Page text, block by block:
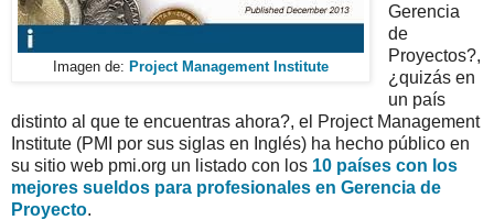
Imagen de: Project Management Institute
Gerencia
de
Proyectos?,
¿quizás en
un país
distinto al que te encuentras ahora?, el Project Management
Institute (PMI por sus siglas en Inglés) ha hecho público en
su sitio web pmi.org un listado con los 10 países con los
mejores sueldos para profesionales en Gerencia de
Proyecto.